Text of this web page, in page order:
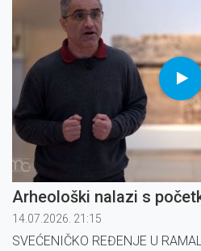
Arheološki nalazi s
14.07.2026. 21:15
SVEĆENIČKO REĐENJE U